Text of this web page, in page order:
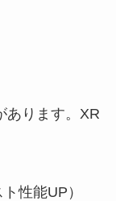
あります。XR
性能UP）